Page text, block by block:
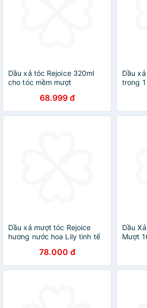
Dầu xả tóc Rejoice 320ml
cho tóc mềm mượt
68.999 đ
Dầu
trong
Dầu xả mượt tóc Rejoice
hương nước hoa Lily tinh tế
78.000 đ
Dầu
Mượt